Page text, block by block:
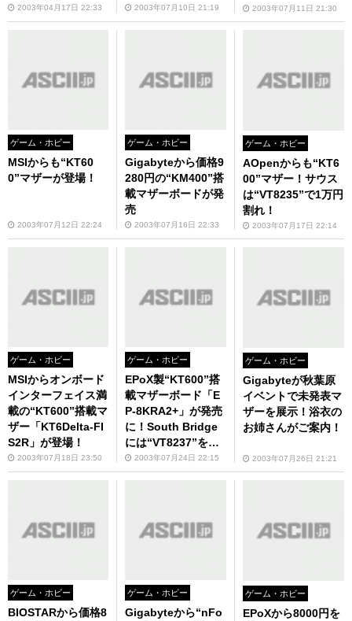
2003年04月17日 22:33 2003年07月10日 21:19 2003年07月11日 21:30
ゲーム・ホビー
MSIからも“KT60
0”マザーが登場！
2003年07月12日 22:24
ゲーム・ホビー
Gigabyteから価格9
280円の“KM400”搭
載マザーボードが発
売
2003年07月16日 22:33
ゲーム・ホビー
AOpenからも“KT6
00”マザー！サウス
は“VT8235”で1万円
割れ！
2003年07月17日 22:14
ゲーム・ホビー
MSIからオンボード
インターフェイス満
載の“KT600”搭載マ
ザー「KT6Delta-FI
S2R」が登場！
2003年07月18日 23:50
ゲーム・ホビー
EPoX製“KT600”搭
載マザーボード「E
P-8KRA2+」が発売
に！South Bridge
には“VT8237”を採
用2003年07月24日 22:15
ゲーム・ホビー
Gigabyteが秋葉原
イベントで未発表マ
ザーを展示！浴衣の
お姉さんがご案内！
2003年07月26日 21:21
ゲーム・ホビー
BIOSTARから価格8
ゲーム・ホビー
Gigabyteから“nFo
ゲーム・ホビー
EPoXから8000円を